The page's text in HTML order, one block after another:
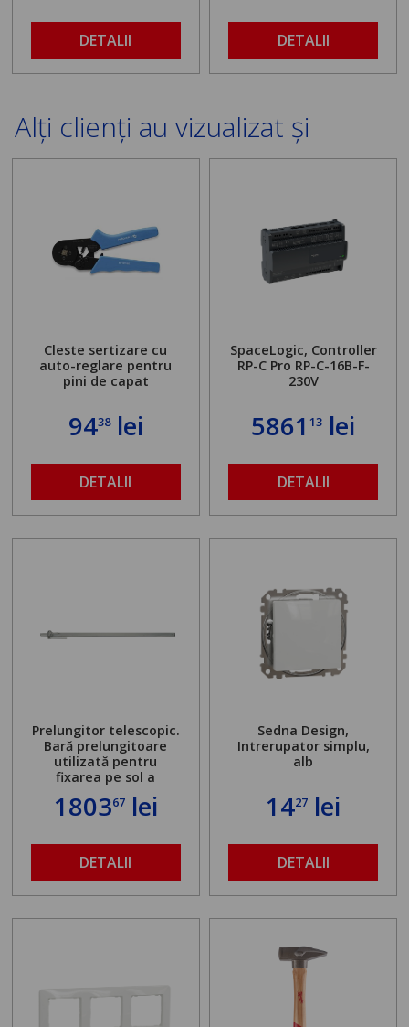
DETALII DETALII
Alți clienți au vizualizat și
Cleste sertizare cu
auto-reglare pentru
pini de capat
9438lei
DETALII
SpaceLogic, Controller
RP-C Pro RP-C-16B-F-
230V
586113 lei
DETALII
Prelungitor telescopic.
Bară prelungitoare
utilizată pentru
fixarea pe sol a
găurit în locul
maximă admisă de 500
kg și înălțime reglabilă
de la 1,8 la 2,9 m
180367lei
DETALII
Sedna Design,
Intrerupator simplu,
alb
1427 lei
DETALII